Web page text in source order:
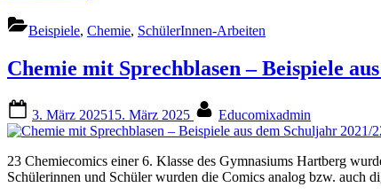
Beispiele, Chemie, SchülerInnen-Arbeiten
Chemie mit Sprechblasen – Beispiele
on
3. März 202515. März 2025 Educomixadmin
23 Chemiecomics einer 6. Klasse des Gymnasiums Hartberg
Schülerinnen und Schüler wurden die Comics analog bzw.